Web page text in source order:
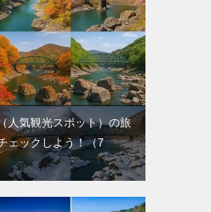
人気観光スポット）の旅
ェックしよう！（7